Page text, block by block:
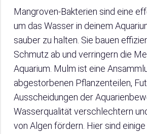
Mangroven-Bakterien sind eine
um das Wasser in deinem
sauber zu halten. Sie bauen
Schmutz ab und verringern die
Aquarium. Mulm ist eine
abgestorbenen Pflanzenteilen,
Ausscheidungen der
Wasserqualität verschlechtern
von Algen fördern. Hier sind